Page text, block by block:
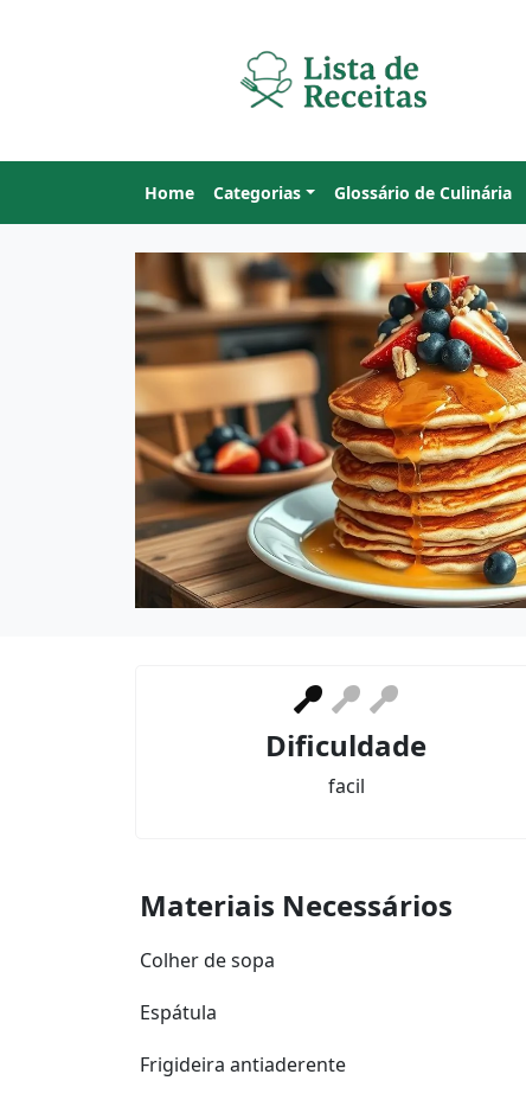
Home Categorias Glossário de Culinária
Dificuldade
facil
Materiais Necessários
Colher de sopa
Espátula
Frigideira antiaderente